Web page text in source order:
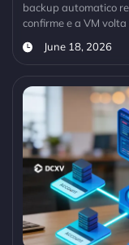
backup automatico
confirme e a VM volta
June 18, 2026